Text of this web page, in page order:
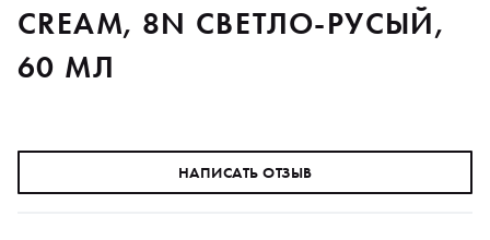
CREAM, 8N СВЕТЛО-РУСЫЙ,
60 МЛ
НАПИСАТЬ ОТЗЫВ